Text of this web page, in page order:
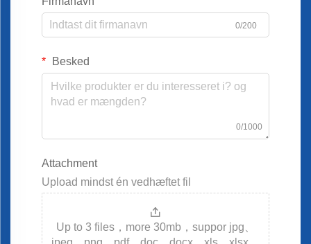
0/200
Besked
0/1000
Attachment
Upload mindst én vedhæftet fil
Up to 3 files，more 30mb，suppor jpg、